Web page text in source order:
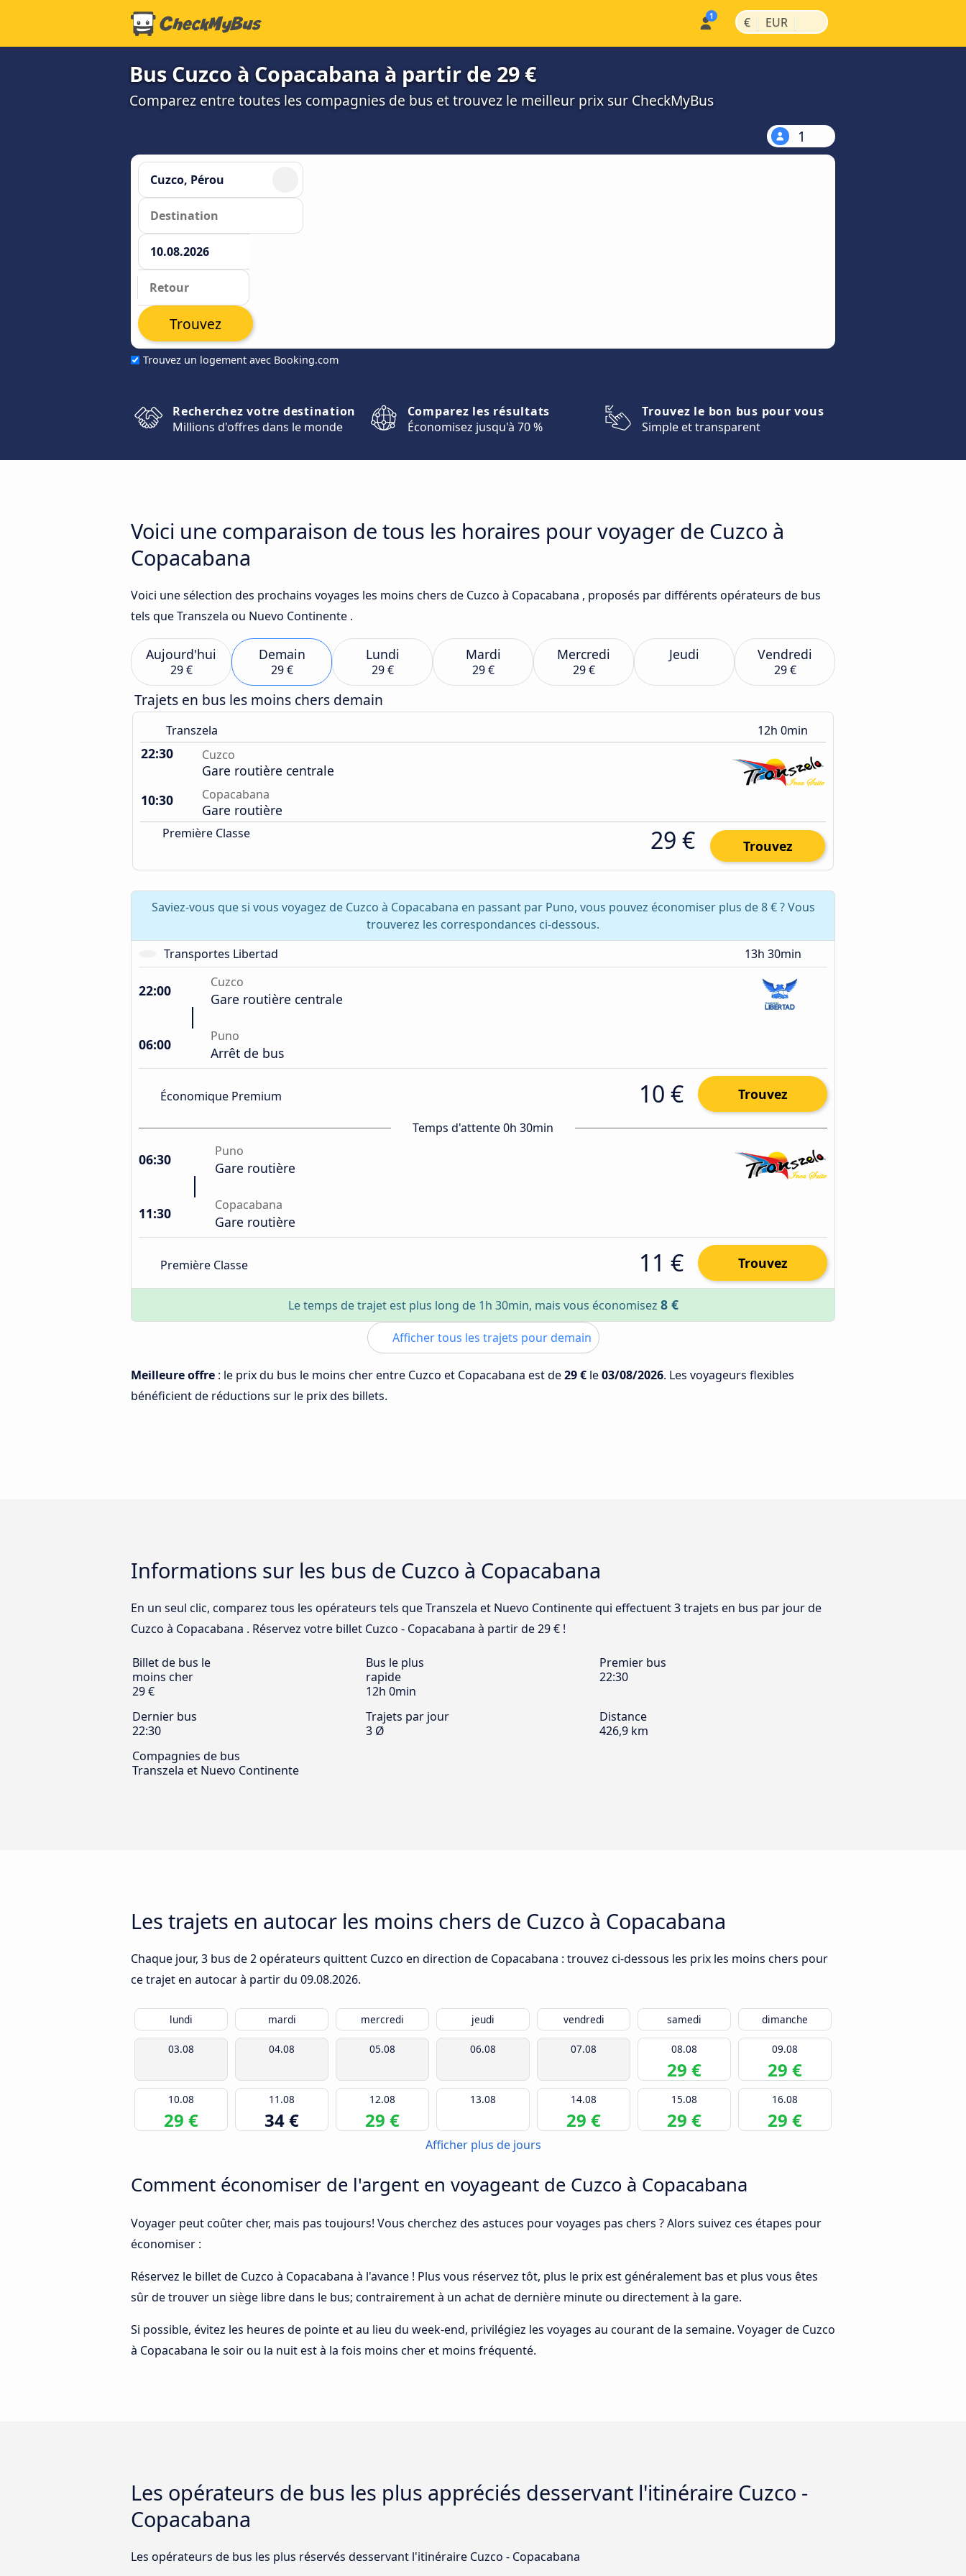
€ | EUR |
Bus Cuzco à Copacabana à partir de 29 €
Comparez entre toutes les compagnies de bus et trouvez le meilleur prix sur CheckMyBus
1
Trouvez un logement avec Booking.com
Trouvez
Recherchez votre destination
Millions d'offres dans le monde
Comparez les résultats
Économisez jusqu'à 70 %
Trouvez le bon bus pour vous
Simple et transparent
Voici une comparaison de tous les horaires pour voyager de Cuzco à
Copacabana
Voici une sélection des prochains voyages les moins chers de Cuzco à Copacabana , proposés par différents opérateurs de bus
tels que Transzela ou Nuevo Continente .
Aujourd'hui
29 €
Demain
29 €
Lundi
29 €
Mardi
29 €
Mercredi
29 €
Jeudi Vendredi
29 €
Trajets en bus les moins chers demain
Transzela 12h 0min
22:30 Cuzco
Gare routière centrale
10:30
Copacabana
Gare routière
Première Classe 29 € Trouvez
Saviez-vous que si vous voyagez de Cuzco à Copacabana en passant par Puno, vous pouvez économiser plus de 8 € ? Vous
trouverez les correspondances ci-dessous.
Transportes Libertad
13h 30min
22:00 Cuzco
Gare routière centrale
06:00 Puno
Arrêt de bus
Économique Premium 10 € Trouvez
Temps d'attente 0h 30min
06:30 Puno
Gare routière
11:30 Copacabana
Gare routière
Première Classe 11 € Trouvez
Le temps de trajet est plus long de 1h 30min, mais vous économisez 8 €
Afficher tous les trajets pour demain
Meilleure offre : le prix du bus le moins cher entre Cuzco et Copacabana est de29 € le03/08/2026. Les voyageurs flexibles
bénéficient de réductions sur le prix des billets.
Informations sur les bus de Cuzco à Copacabana
En un seul clic, comparez tous les opérateurs tels que Transzela et Nuevo Continente qui effectuent 3 trajets en bus par jour de
Cuzco à Copacabana . Réservez votre billet Cuzco - Copacabana à partir de 29 € !
Billet de bus le
moins cher
29 €
Bus le plus
rapide
12h 0min
Premier bus
22:30
Dernier bus
22:30
Trajets par jour
3 Ø
Distance
426,9 km
Compagnies de bus
Transzela et Nuevo Continente
Les trajets en autocar les moins chers de Cuzco à Copacabana
Chaque jour, 3 bus de 2 opérateurs quittent Cuzco en direction de Copacabana : trouvez ci-dessous les prix les moins chers pour
ce trajet en autocar à partir du 09.08.2026.
lundi mardi mercredi jeudi vendredi samedi dimanche
03.08 04.08 05.08 06.08 07.08 08.08
29 €
09.08
29 €
10.08
29 €
11.08
34 €
12.08
29 €
13.08 14.08
29 €
15.08
29 €
16.08
29 €
Afficher plus de jours
Comment économiser de l'argent en voyageant de Cuzco à Copacabana
Voyager peut coûter cher, mais pas toujours! Vous cherchez des astuces pour voyages pas chers ? Alors suivez ces étapes pour
économiser :
Réservez le billet de Cuzco à Copacabana à l'avance ! Plus vous réservez tôt, plus le prix est généralement bas et plus vous êtes
sûr de trouver un siège libre dans le bus; contrairement à un achat de dernière minute ou directement à la gare.
Si possible, évitez les heures de pointe et au lieu du week-end, privilégiez les voyages au courant de la semaine. Voyager de Cuzco
à Copacabana le soir ou la nuit est à la fois moins cher et moins fréquenté.
Les opérateurs de bus les plus appréciés desservant l'itinéraire Cuzco -
Copacabana
Les opérateurs de bus les plus réservés desservant l'itinéraire Cuzco - Copacabana